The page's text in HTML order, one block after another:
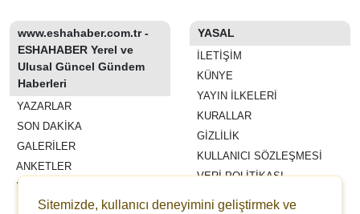
www.eshahaber.com.tr -
ESHAHABER Yerel ve
Ulusal Güncel Gündem
Haberleri
YAZARLAR
SON DAKİKA
GALERİLER
ANKETLER
WİKİ
REKLAM VE YAYIN
YASAL
İLETIŞIM
KÜNYE
YAYIN İLKELERI
KURALLAR
GIZLILIK
KULLANICI SÖZLEŞMESI
VERI POLITIKASI
Sitemizde, kullanıcı deneyimini geliştirmek ve